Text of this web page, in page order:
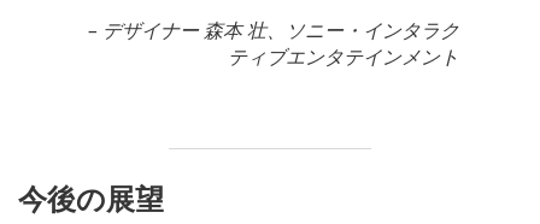
– デザイナー 森本 壮、ソニー・インタラク
ティブエンタテインメント
今後の展望